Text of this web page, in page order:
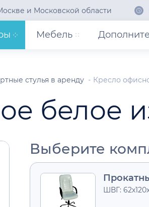
и Московской области
Мебель
стулья в аренду Кресло
белое
Выберите
ШВГ: